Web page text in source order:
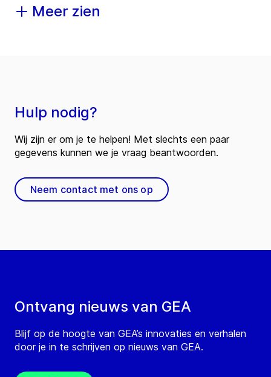
Meer zien
Ontvang nieuws van GEA
Blijf op de hoogte van GEA’s innovaties en verhalen
door je in te schrijven op nieuws van GEA.
Hulp nodig?
Wij zijn er om je te helpen! Met slechts een paar
gegevens kunnen we je vraag beantwoorden.
Neem contact met ons op